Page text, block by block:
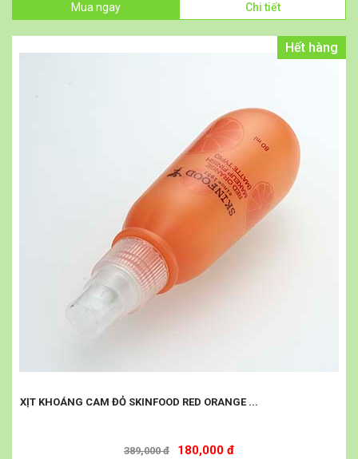
Mua ngay Chi tiết
Hết hàng
XỊT KHOÁNG CAM ĐỎ SKINFOOD RED ORANGE ...
389,000 đ 180,000 đ